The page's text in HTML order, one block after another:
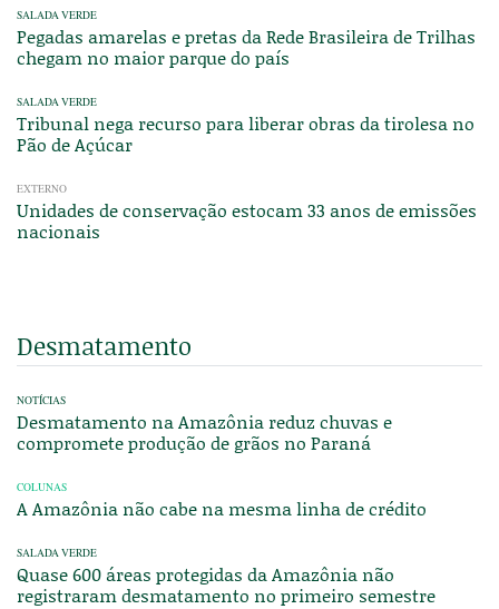
SALADA VERDE
Pegadas amarelas e pretas da Rede Brasileira de Trilhas
chegam no maior parque do país
SALADA VERDE
Tribunal nega recurso para liberar obras da tirolesa no
Pão de Açúcar
EXTERNO
Unidades de conservação estocam 33 anos de emissões
nacionais
Desmatamento
NOTÍCIAS
Desmatamento na Amazônia reduz chuvas e
compromete produção de grãos no Paraná
COLUNAS
A Amazônia não cabe na mesma linha de crédito
SALADA VERDE
Quase 600 áreas protegidas da Amazônia não
registraram desmatamento no primeiro semestre